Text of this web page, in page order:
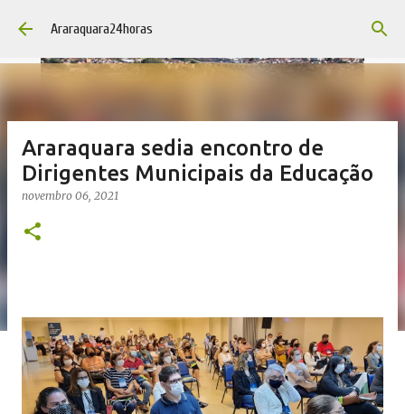
Pular para o conteúdo principal
Araraquara24horas
Araraquara sedia encontro de
Dirigentes Municipais da Educação
novembro 06, 2021